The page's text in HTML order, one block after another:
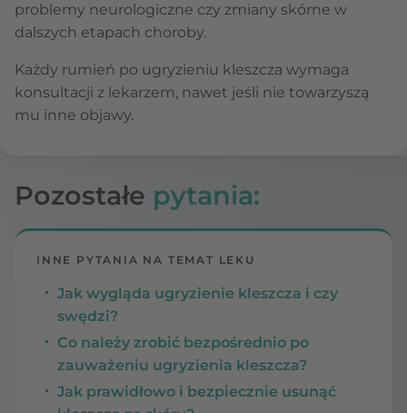
problemy neurologiczne czy zmiany skórne w
dalszych etapach choroby.
Każdy rumień po ugryzieniu kleszcza wymaga
konsultacji z lekarzem, nawet jeśli nie towarzyszą
mu inne objawy.
Pozostałe pytania:
INNE PYTANIA NA TEMAT LEKU
Jak wygląda ugryzienie kleszcza i czy
swędzi?
Co należy zrobić bezpośrednio po
zauważeniu ugryzienia kleszcza?
Jak prawidłowo i bezpiecznie usunąć